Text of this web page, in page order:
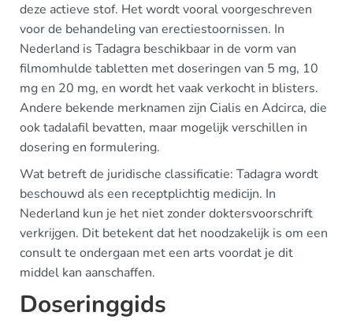
deze actieve stof. Het wordt vooral voorgeschreven
voor de behandeling van erectiestoornissen. In
Nederland is Tadagra beschikbaar in de vorm van
filmomhulde tabletten met doseringen van 5 mg, 10
mg en 20 mg, en wordt het vaak verkocht in blisters.
Andere bekende merknamen zijn Cialis en Adcirca, die
ook tadalafil bevatten, maar mogelijk verschillen in
dosering en formulering.
Wat betreft de juridische classificatie: Tadagra wordt
beschouwd als een receptplichtig medicijn. In
Nederland kun je het niet zonder doktersvoorschrift
verkrijgen. Dit betekent dat het noodzakelijk is om een
consult te ondergaan met een arts voordat je dit
middel kan aanschaffen.
Doseringgids